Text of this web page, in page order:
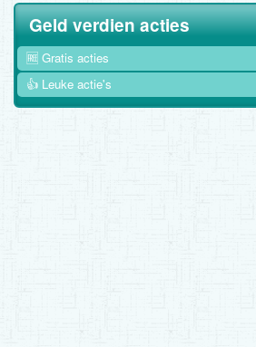
Geld verdien acties
🆓 Gratis acties
👍 Leuke actie's